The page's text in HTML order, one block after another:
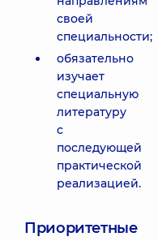
своей
специальности;
обязательно
изучает
специальную
литературу
с
последующей
практической
реализацией.
Приоритетные